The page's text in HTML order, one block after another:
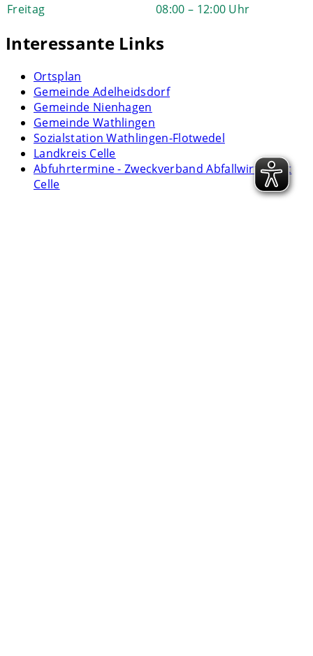
Freitag
08:00 – 12:00 Uhr
Interessante Links
Ortsplan
Gemeinde Adelheidsdorf
Gemeinde Nienhagen
Gemeinde Wathlingen
Sozialstation Wathlingen-Flotwedel
Landkreis Celle
Abfuhrtermine - Zweckverband Abfallwirtschaft
Celle